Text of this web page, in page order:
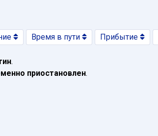
Время в пути Прибытие
.
приостановлен.